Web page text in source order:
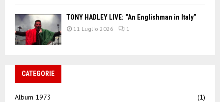
TONY HADLEY LIVE: “An Englishman in Italy”
11 Luglio 2026 1
CATEGORIE
Album 1973
(1)